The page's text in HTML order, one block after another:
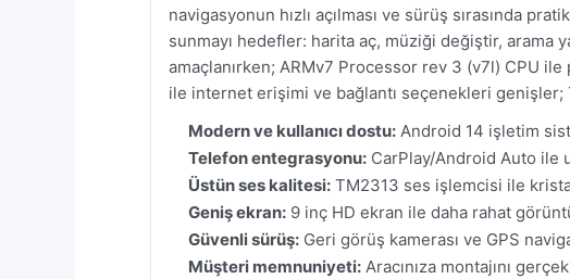
navigasyonun hızlı açılması ve sürüş sırasında
sunmayı hedefler: harita aç, müziği değiştir, arama
amaçlanırken; ARMv7 Processor rev 3 (v7l) CPU
ile internet erişimi ve bağlantı seçenekleri
Modern ve kullanıcı dostu: Android 14 işletim
Telefon entegrasyonu: CarPlay/Android Auto ile
Üstün ses kalitesi: TM2313 ses işlemcisi ile
Geniş ekran: 9 inç HD ekran ile daha rahat
Güvenli sürüş: Geri görüş kamerası ve GPS
Müşteri memnuniyeti: Aracınıza montajını